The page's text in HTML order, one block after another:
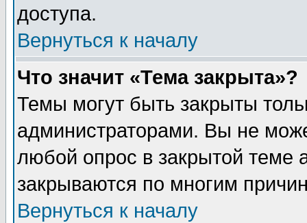
доступа.
Вернуться к началу
Что значит «Тема закрыта»?
Темы могут быть закрыты
администраторами. Вы не
любой опрос в закрытой теме
закрываются по многим
Вернуться к началу